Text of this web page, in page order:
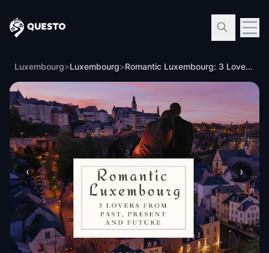
Questo
Luxembourg>Luxembourg> Romantic Luxembourg: 3 Lovers from past, present and future!
‹ ›